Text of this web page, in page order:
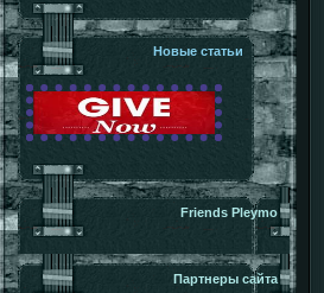
Новые статьи
Friends Pleymo
Партнеры сайта